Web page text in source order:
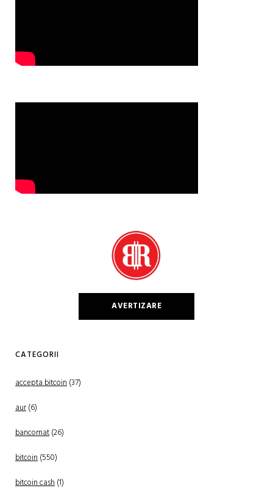
AVERTIZARE
CATEGORII
accepta bitcoin(37)
aur(6)
bancomat(26)
bitcoin(550)
bitcoin cash(1)